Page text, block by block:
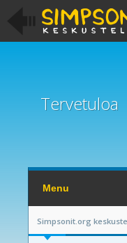
Tervetuloa
Menu
Simpsonit.org